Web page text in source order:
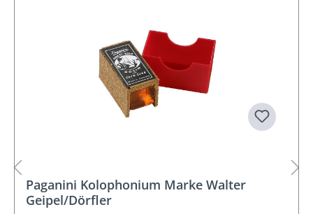
Paganini Kolophonium Marke Walter
Geipel/Dörfler